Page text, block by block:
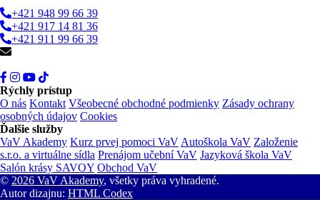
+421 948 99 66 39
+421 917 14 81 36
+421 911 99 66 39
Rýchly prístup
O nás Kontakt Všeobecné obchodné podmienky Zásady ochrany
osobných údajov Cookies
Ďalšie služby
VaV Akademy Kurz prvej pomoci VaV Autoškola VaV Založenie
s.r.o. a virtuálne sídla Prenájom učební VaV Jazyková škola VaV
Salón krásy SAVOY Obchod VaV
© 2026 VaV Akademy, všetky práva vyhradené.
Autor dizajnu: HTML Codex